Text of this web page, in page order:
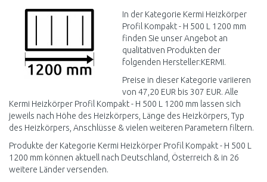
Vergleichen Vergleichen
In der Kategorie Kermi Heizkörper
Profil Kompakt - H 500 L 1200 mm
finden Sie unser Angebot an
qualitativen Produkten der
folgenden Hersteller:KERMI.
Preise in dieser Kategorie variieren
von 47,20 EUR bis 307 EUR. Alle
Kermi Heizkörper Profil Kompakt - H 500 L 1200 mm lassen sich
jeweils nach Höhe des Heizkörpers, Länge des Heizkörpers, Typ
des Heizkörpers, Anschlüsse & vielen weiteren Parametern filtern.
Produkte der Kategorie Kermi Heizkörper Profil Kompakt - H 500 L
1200 mm können aktuell nach Deutschland, Österreich & in 26
weitere Länder versenden.